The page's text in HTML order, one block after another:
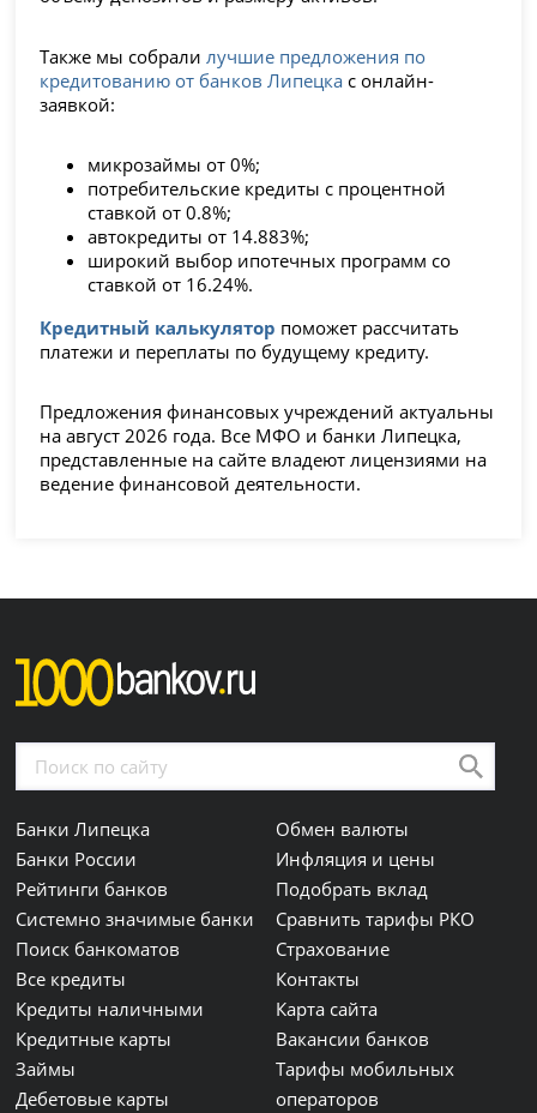
Также мы собрали лучшие предложения по
кредитованию от банков Липецка с онлайн-
заявкой:
микрозаймы от 0%;
потребительские кредиты с процентной
ставкой от 0.8%;
автокредиты от 14.883%;
широкий выбор ипотечных программ со
ставкой от 16.24%.
Кредитный калькулятор поможет рассчитать
платежи и переплаты по будущему кредиту.
Предложения финансовых учреждений актуальны
на август 2026 года. Все МФО и банки Липецка,
представленные на сайте владеют лицензиями на
ведение финансовой деятельности.
Банки Липецка
Банки России
Рейтинги банков
Системно значимые банки
Поиск банкоматов
Все кредиты
Кредиты наличными
Кредитные карты
Займы
Дебетовые карты
Обмен валюты
Инфляция и цены
Подобрать вклад
Сравнить тарифы РКО
Страхование
Контакты
Карта сайта
Вакансии банков
Тарифы мобильных
операторов